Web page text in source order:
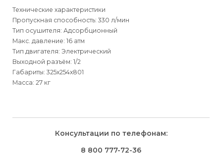
Технические характеристики
Пропускная способность: 330 л/мин
Тип осушителя: Адсорбционный
Макс. давление: 16 атм
Тип двигателя: Электрический
Выходной разъём: 1/2
Габариты: 325х254х801
Масса: 27 кг
Способ оплаты
лиц
Способыдоставки
Доставка осуществляется транспортными компаниями и
оплачивается покупателем при получении заказа.
лиц
Правила возврата товара, приобретённого
лиц
Консультации по телефонам:
8 800 777-72-36